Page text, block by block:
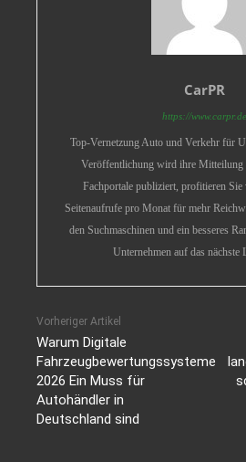
CarPR
https://www.carpr.de
Top-Vernetzung Auto und Verkehr für
Veröffentlichung wird ihre Mitteilung
Fachportale publiziert, profitieren
Seitenaufrufe pro Monat für mehr
den Suchmaschinen und ein besseres
Unternehmen auf das
Vorheriger Artikel
Warum Digitale
Fahrzeugbewertungssysteme
2026 Ein Muss für
Autohändler in
Deutschland sind